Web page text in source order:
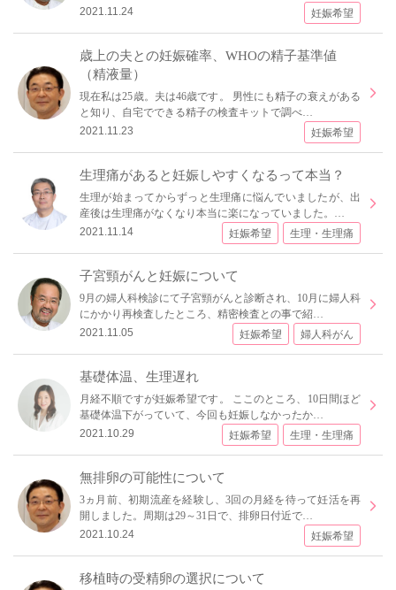
2021.11.24
妊娠希望
歳上の夫との妊娠確率、WHOの精子基準値
（精液量）
現在私は25歳。夫は46歳です。 男性にも精子の衰えがある
と知り、自宅でできる精子の検査キットで調べ…
2021.11.23
妊娠希望
生理痛があると妊娠しやすくなるって本当？
生理が始まってからずっと生理痛に悩んでいましたが、出
産後は生理痛がなくなり本当に楽になっていました。…
2021.11.14
妊娠希望 生理・生理痛
子宮頸がんと妊娠について
9月の婦人科検診にて子宮頸がんと診断され、10月に婦人科
にかかり再検査したところ、精密検査との事で紹…
2021.11.05
妊娠希望 婦人科がん
基礎体温、生理遅れ
月経不順ですが妊娠希望です。 ここのところ、10日間ほど
基礎体温下がっていて、今回も妊娠しなかったか…
2021.10.29
妊娠希望 生理・生理痛
無排卵の可能性について
3ヵ月前、初期流産を経験し、3回の月経を待って妊活を再
開しました。周期は29～31日で、排卵日付近で…
2021.10.24
妊娠希望
移植時の受精卵の選択について